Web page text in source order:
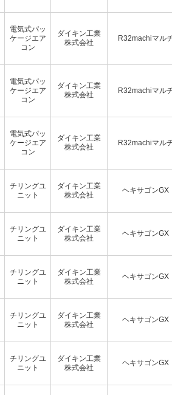
電気式パッ
ケージエア
コン
ダイキン工業
株式会社
R32machiマル
電気式パッ
ケージエア
コン
ダイキン工業
株式会社
R32machiマル
電気式パッ
ケージエア
コン
ダイキン工業
株式会社
R32machiマル
チリングユ
ニット
ダイキン工業
株式会社
ヘキサゴンGX
チリングユ
ニット
ダイキン工業
株式会社
ヘキサゴンGX
チリングユ
ニット
ダイキン工業
株式会社
ヘキサゴンGX
チリングユ
ニット
ダイキン工業
株式会社
ヘキサゴンGX
チリングユ
ニット
ダイキン工業
株式会社
ヘキサゴンGX